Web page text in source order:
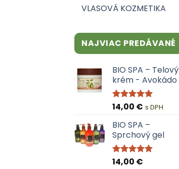
VLASOVÁ KOZMETIKA
NAJVIAC PREDÁVANÉ
BIO SPA – Telový
krém - Avokádo
Hodnotenie
14,00 € s DPH
BIO SPA –
Sprchový gel
Hodnotenie
14,00 €